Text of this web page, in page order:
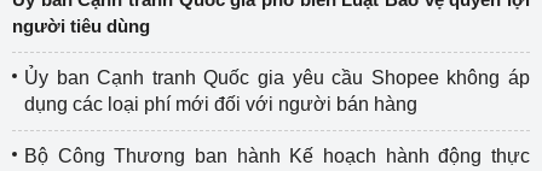
người tiêu dùng
Ủy ban Cạnh tranh Quốc gia yêu cầu Shopee không áp
dụng các loại phí mới đối với người bán hàng
Bộ Công Thương ban hành Kế hoạch hành động thực